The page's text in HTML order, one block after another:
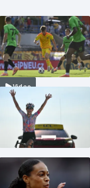
Video